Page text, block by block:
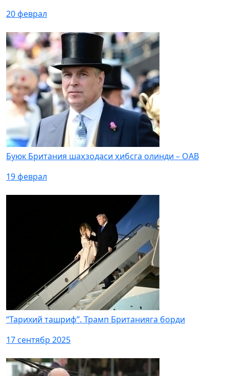
20 феврал
Буюк Британия шаҳзодаси ҳибсга олинди – ОАВ
19 феврал
“Тарихий ташриф”. Трамп Британияга борди
17 сентябр 2025